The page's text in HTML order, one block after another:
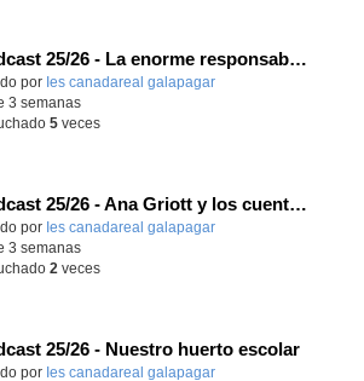
Podcast 25/26 - La enorme responsabilidad de ser juez
por Ies canadareal galapagar-
3 semanas
5veces
Podcast 25/26 - Ana Griott y los cuentos de las voces olvidadas
por Ies canadareal galapagar-
3 semanas
2 veces
25/26 - Nuestro huerto escolar
por Ies canadareal galapagar-